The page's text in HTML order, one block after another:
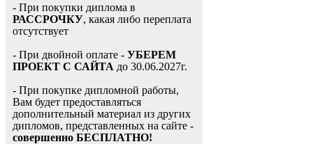
- При покупки диплома в
РАССРОЧКУ, какая либо переплата
отсутствует
- При двойной оплате - УБЕРЕМ
ПРОЕКТ С САЙТА до 30.06.2027г.
- При покупке дипломной работы,
Вам будет предоставляться
дополнительный материал из других
дипломов, представленных на сайте -
совершенно БЕСПЛАТНО!